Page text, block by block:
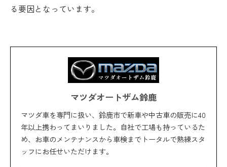
る要因となっています。
マツダオートザム鈴鹿
マツダ車を専門に扱い、鈴鹿市で新車や中古車の販売に40
年以上携わってまいりました。自社で工場も持っているた
め、お車のメンテナンスから車検までトータルで熟練スタ
ッフにお任せいただけます。